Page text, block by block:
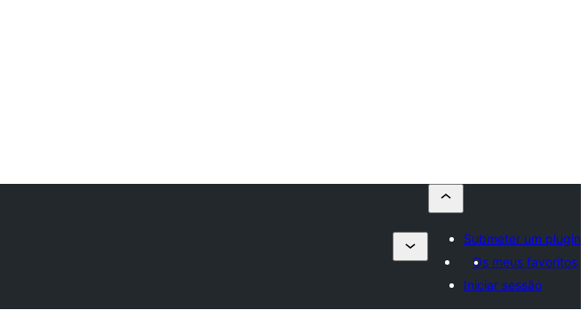
Submeter um plugin
Os meus favoritos
Iniciar sessão